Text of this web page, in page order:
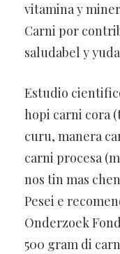
vitamina y
Carni por
saludabel y
Estudio
hopi carni cora
curu, manera
carni procesa
nos tin mas
Pesei e
Onderzoek
500 gram di